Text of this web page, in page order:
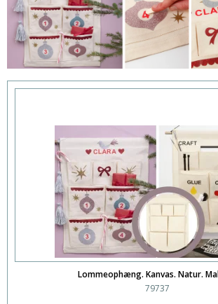
Lommeophæng. Kanvas. Natur.
79737